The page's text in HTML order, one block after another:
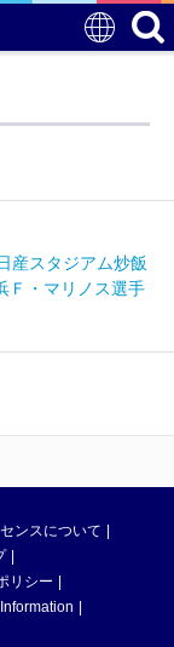
産スタジアム炒飯
・マリノス選手
ンスについて
リシー